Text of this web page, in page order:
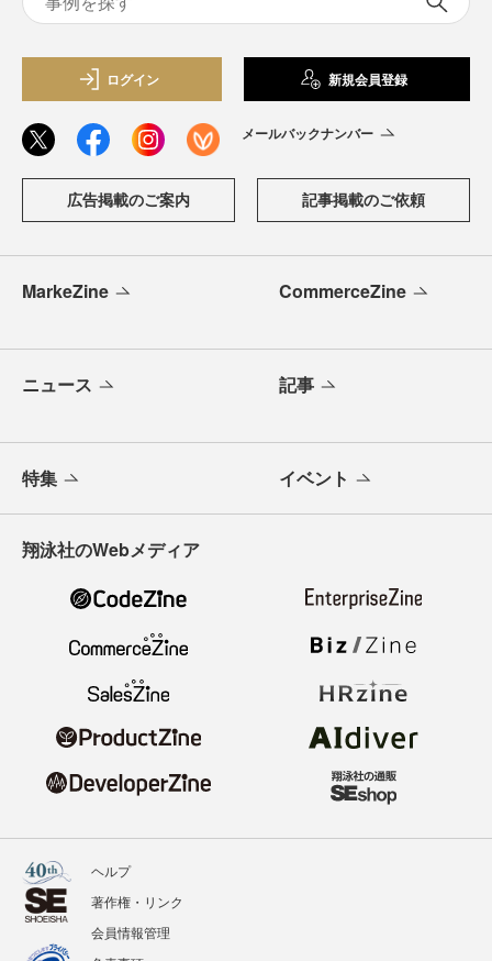
ログイン 新規会員登録
メールバックナンバー
広告掲載のご案内 記事掲載のご依頼
MarkeZine CommerceZine
ニュース 記事
特集 イベント
翔泳社のWebメディア
ヘルプ
著作権・リンク
会員情報管理